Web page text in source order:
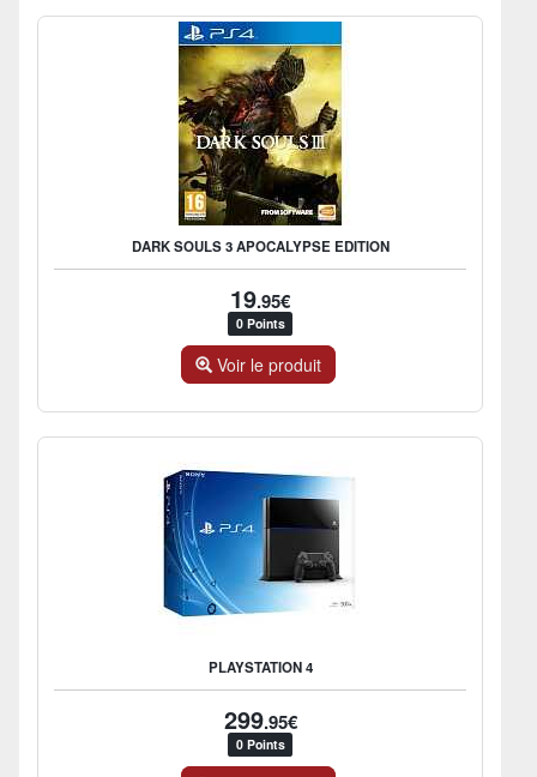
DARK SOULS 3 APOCALYPSE EDITION
19.95€
0 Points
Voir le produit
PLAYSTATION 4
299.95€
0 Points